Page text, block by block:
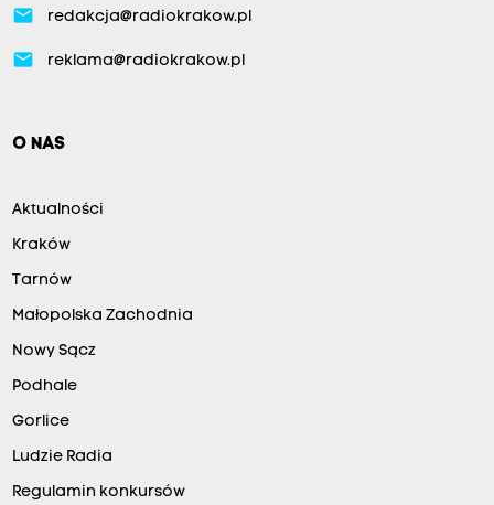
email redakcja@radiokrakow.pl
email reklama@radiokrakow.pl
O NAS
Aktualności
Kraków
Tarnów
Małopolska Zachodnia
Nowy Sącz
Podhale
Gorlice
Ludzie Radia
Regulamin konkursów